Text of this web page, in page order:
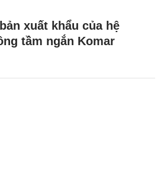
xuất khẩu của hệ
tầm ngắn Komar